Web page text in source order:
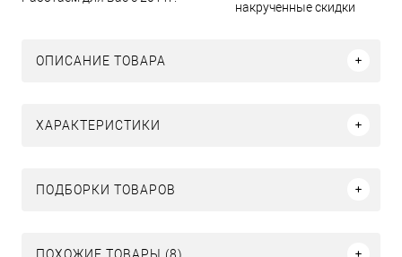
накрученные скидки
ОПИСАНИЕ ТОВАРА
ХАРАКТЕРИСТИКИ
ПОДБОРКИ ТОВАРОВ
ПОХОЖИЕ ТОВАРЫ (8)